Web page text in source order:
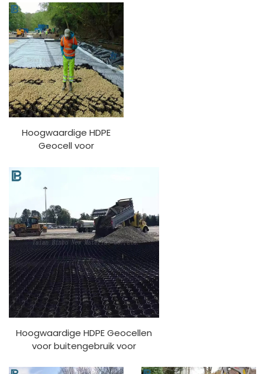
Bescherming Tekstuurde
Grind Stabilisator voor
Buiten Gebruik 3D Model
Ontwerpcapaciteit
Hoogwaardige HDPE
Geocell voor
geocell erosiebestrijding
grond helling geocells
Hoogwaardige HDPE Geocellen
voor buitengebruik voor